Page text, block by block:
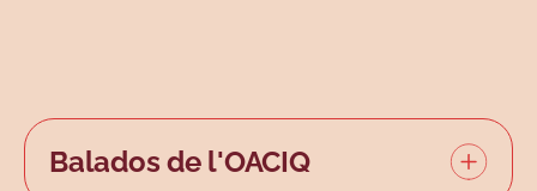
Balados de l'OACIQ